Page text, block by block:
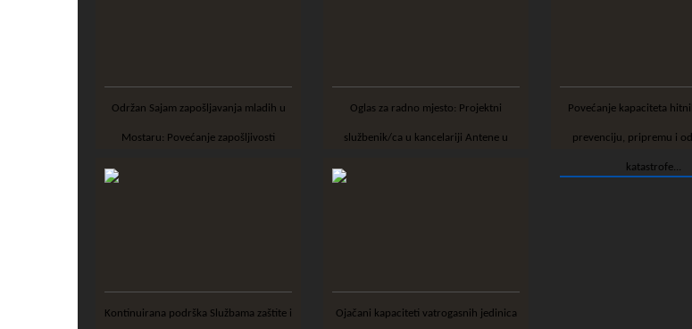
Održan Sajam zapošljavanja mladih u
Mostaru: Povećanje zapošljivosti
Oglas za radno mjesto: Projektni
službenik/ca u kancelariji Antene u
Povećanje kapaciteta hitnih službi za
prevenciju, pripremu i
katastrofe...
Kontinuirana podrška Službama zaštite i Ojačani kapaciteti vatrogasnih jedinica